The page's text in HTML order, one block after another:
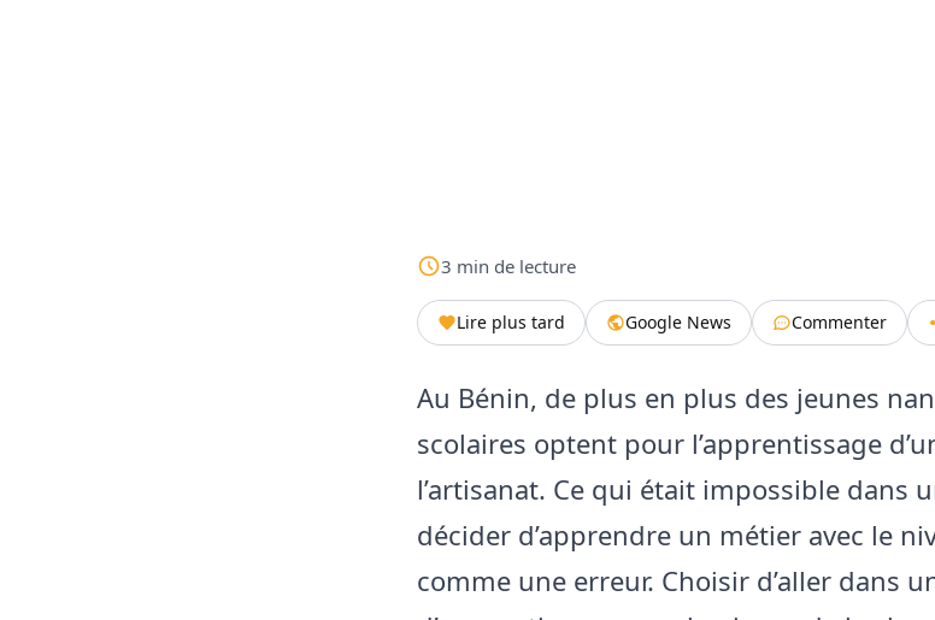
3 min de lecture
Lire plus tard Google News Commenter
Au Bénin, de plus en plus des jeunes
scolaires optent pour l’apprentissage
l’artisanat. Ce qui était impossible dans
décider d’apprendre un métier avec le
comme une erreur. Choisir d’aller dans